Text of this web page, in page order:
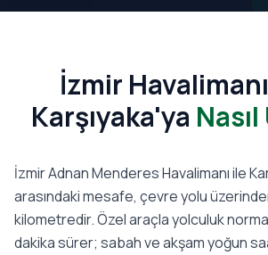
İzmir
Karşıyaka'ya Nasıl
İzmir Adnan Menderes Havalimanı ile
arasındaki mesafe, çevre yolu
kilometredir. Özel araçla yolculuk
dakika sürer; sabah ve akşam yoğun